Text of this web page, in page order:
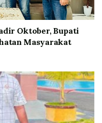
Oktober, Bupati
Masyarakat